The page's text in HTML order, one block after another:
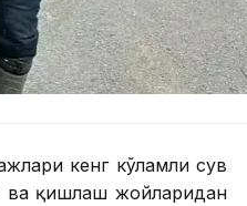
кенг кўламли сув
ва қишлаш жойларидан